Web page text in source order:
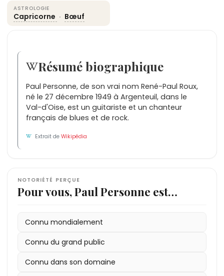
ASTROLOGIE
Capricorne · Bœuf
Résumé biographique
Paul Personne, de son vrai nom René-Paul Roux,
né le 27 décembre 1949 à Argenteuil, dans le
Val-d'Oise, est un guitariste et un chanteur
français de blues et de rock.
Extrait deWikipédia
NOTORIÉTÉ PERÇUE
Pour vous, Paul Personne est…
Connu mondialement
Connu du grand public
Connu dans son domaine